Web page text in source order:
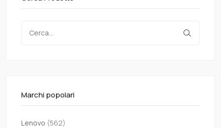
Marchi popolari
Lenovo (562)